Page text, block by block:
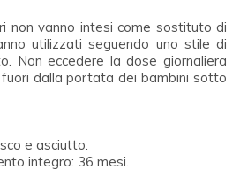
non vanno intesi come sostituto di
utilizzati seguendo uno stile di
Non eccedere la dose giornaliera
dalla portata dei bambini sotto
e asciutto.
integro: 36 mesi.